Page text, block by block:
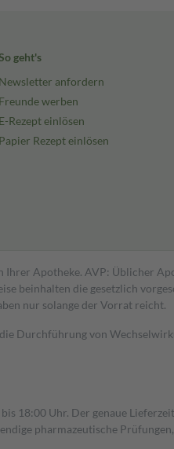
geht's
Newsletter anfordern
Freunde werben
E-Rezept einlösen
Papier Rezept einlösen
Ihrer Apotheke. AVP: Üblicher
die gesetzlich
nur solange der Vorrat reicht.
Durchführung von
18:00 Uhr. Der genaue
pharmazeutische